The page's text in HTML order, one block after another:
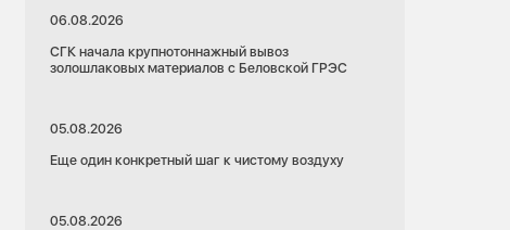
06.08.2026
СГК начала крупнотоннажный вывоз
золошлаковых материалов с Беловской ГРЭС
05.08.2026
Еще один конкретный шаг к чистому воздуху
05.08.2026